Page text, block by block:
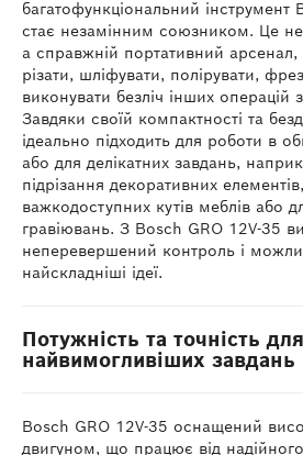
багатофункціональний інструмент
стає незамінним союзником. Це не
а справжній портативний
різати, шліфувати, полірувати,
виконувати безліч інших операцій
Завдяки своїй компактності та
ідеально підходить для роботи в
або для делікатних завдань,
підрізання декоративних
важкодоступних кутів меблів або
гравіювань. З Bosch GRO 12V-35
неперевершений контроль і
найскладніші ідеї.
Потужність та точність для
найвимогливіших завдань
Bosch GRO 12V-35 оснащений
двигуном, що працює від надійного